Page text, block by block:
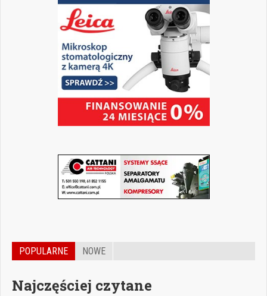
POPULARNE NOWE
Najczęściej czytane